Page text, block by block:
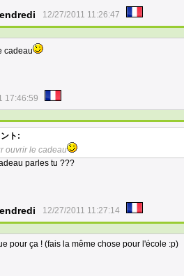
12/27/2011 11:26:47
cadeau
17:46:59
ト:
ouvrir le cadeau
parles tu ???
12/27/2011 11:27:14
pour ça ! (fais la même chose pour l'école :p)